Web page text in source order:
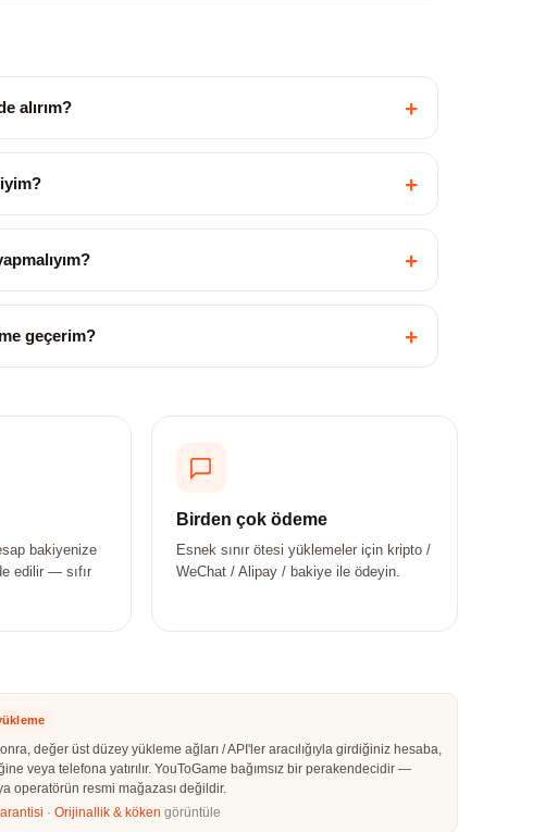
alırım? +
+
+
geçerim? +
bakiyenize
edilir — sıfır
Birden çok ödeme
Esnek sınır ötesi yüklemeler için kripto /
WeChat / Alipay / bakiye ile ödeyin.
değer üst düzey yükleme ağları / API'ler aracılığıyla girdiğiniz hesaba,
veya telefona yatırılır. YouToGame bağımsız bir perakendecidir —
operatörün resmi mağazası değildir.
· Orijinallik & köken görüntüle